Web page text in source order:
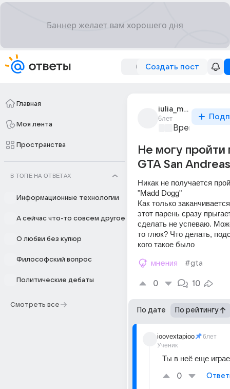
Создать пост
Главная
Моя лента
Пространства
В ТОПЕ НА ОТВЕТАХ
Информационные технологии
А сейчас что-то совсем другое
О любви без купюр
Философский вопрос
Политические дебаты
Смотреть все
iulia_marinkova_2
6лет
Время игр
Не могу
GTA San Andreas
Никак не получается
"Madd Dogg"
Как только
этот парень сразу
сделать не успеваю.
то глюк? Что делать,
кого такое было
мнения #gta
0 10
По дате По рейтингу
ioovextapioo
Ученик
6лет
Ты в неё еще
0